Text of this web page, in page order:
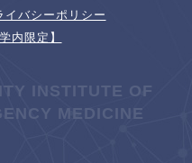
イバシーポリシー
内限定】
INSTITUTE OF
MEDICINE